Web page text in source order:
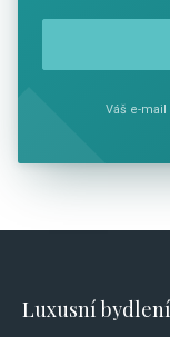
Váš e-
Luxusní